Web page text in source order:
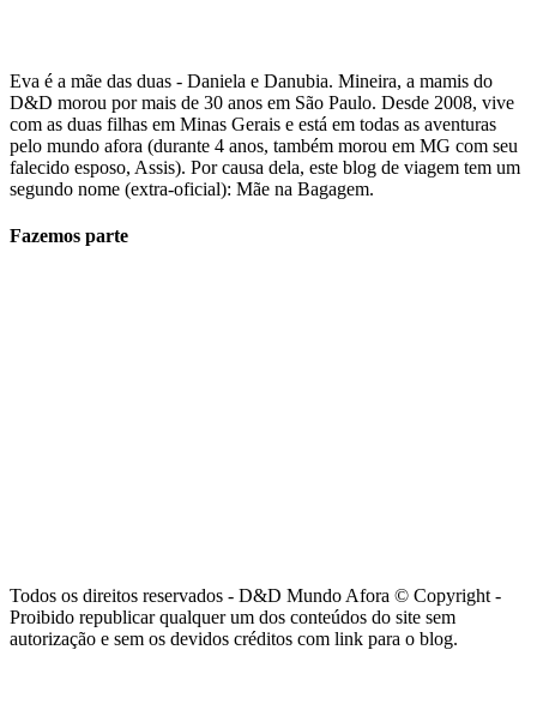
Eva é a mãe das duas - Daniela e Danubia. Mineira, a mamis do
D&D morou por mais de 30 anos em São Paulo. Desde 2008, vive
com as duas filhas em Minas Gerais e está em todas as aventuras
pelo mundo afora (durante 4 anos, também morou em MG com seu
falecido esposo, Assis). Por causa dela, este blog de viagem tem um
segundo nome (extra-oficial): Mãe na Bagagem.
Fazemos parte
Todos os direitos reservados - D&D Mundo Afora © Copyright -
Proibido republicar qualquer um dos conteúdos do site sem
autorização e sem os devidos créditos com link para o blog.